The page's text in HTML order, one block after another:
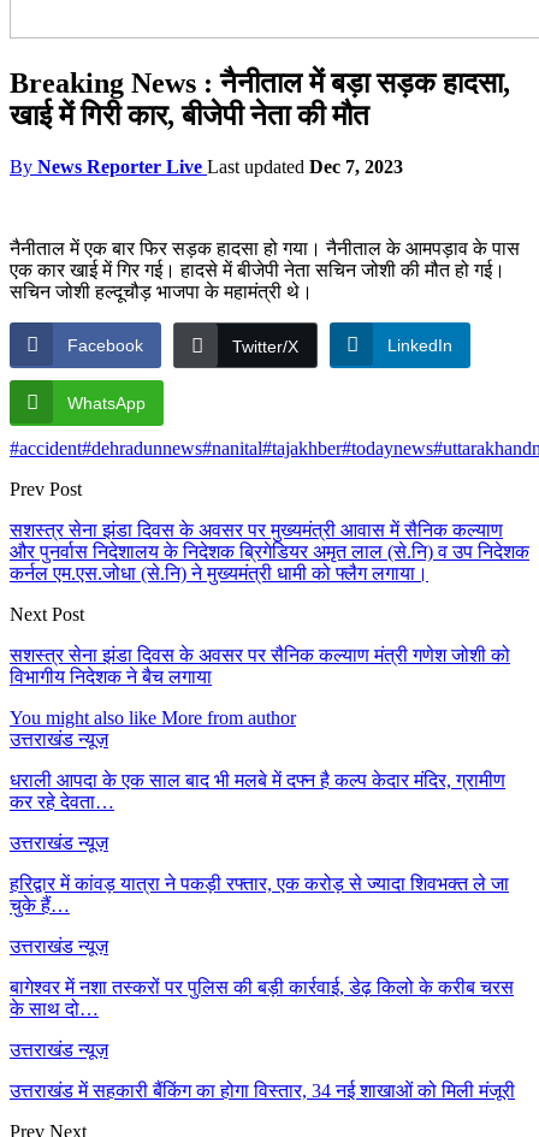
Breaking News : नैनीताल में बड़ा सड़क हादसा,
खाई में गिरी कार, बीजेपी नेता की मौत
By News Reporter Live Last updated Dec 7, 2023
नैनीताल में एक बार फिर सड़क हादसा हो गया। नैनीताल के आमपड़ाव के पास
एक कार खाई में गिर गई। हादसे में बीजेपी नेता सचिन जोशी की मौत हो गई।
सचिन जोशी हल्दूचौड़ भाजपा के महामंत्री थे।
Facebook Twitter/X LinkedIn
WhatsApp
#accident#dehradunnews#nanital#tajakhber#todaynews
Prev Post
सशस्त्र सेना झंडा दिवस के अवसर पर मुख्यमंत्री आवास में सैनिक कल्याण
और पुनर्वास निदेशालय के निदेशक ब्रिगेडियर अमृत लाल (से.नि) व उप निदेशक
कर्नल एम.एस.जोधा (से.नि) ने मुख्यमंत्री धामी को फ्लैग लगाया।
Next Post
सशस्त्र सेना झंडा दिवस के अवसर पर सैनिक कल्याण मंत्री गणेश जोशी को
विभागीय निदेशक ने बैच लगाया
You might also like More from author
उत्तराखंड न्यूज़
धराली आपदा के एक साल बाद भी मलबे में दफ्न है कल्प केदार मंदिर, ग्रामीण
कर रहे देवता…
उत्तराखंड न्यूज़
हरिद्वार में कांवड़ यात्रा ने पकड़ी रफ्तार, एक करोड़ से ज्यादा शिवभक्त ले जा
चुके हैं…
उत्तराखंड न्यूज़
बागेश्वर में नशा तस्करों पर पुलिस की बड़ी कार्रवाई, डेढ़ किलो के करीब चरस
के साथ दो…
उत्तराखंड न्यूज़
उत्तराखंड में सहकारी बैंकिंग का होगा विस्तार, 34 नई शाखाओं को मिली मंजूरी
Prev Next